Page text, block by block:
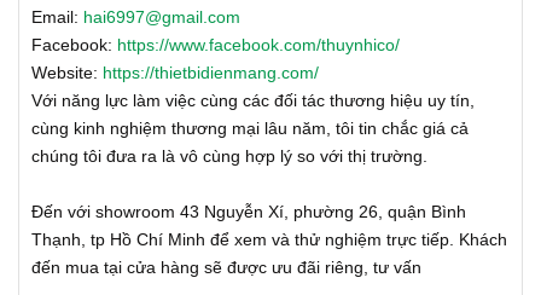
Email: hai6997@gmail.com
Facebook: https://www.facebook.com/thuynhico/
Website: https://thietbidienmang.com/
Với năng lực làm việc cùng các đối tác thương hiệu uy tín,
cùng kinh nghiệm thương mại lâu năm, tôi tin chắc giá cả
chúng tôi đưa ra là vô cùng hợp lý so với thị trường.
Đến với showroom 43 Nguyễn Xí, phường 26, quận Bình
Thạnh, tp Hồ Chí Minh để xem và thử nghiệm trực tiếp. Khách
đến mua tại cửa hàng sẽ được ưu đãi riêng, tư vấn